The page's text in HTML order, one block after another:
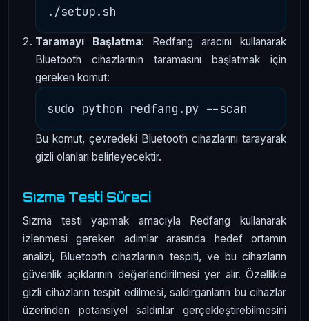
Taramayı Başlatma: Redfang aracını kullanarak
Bluetooth cihazlarının taramasını başlatmak için
gereken komut:
Bu komut, çevredeki Bluetooth cihazlarını tarayarak
gizli olanları belirleyecektir.
Sızma Testi Süreci
Sızma testi yapmak amacıyla Redfang kullanarak
izlenmesi gereken adımlar arasında hedef ortamın
analizi, Bluetooth cihazlarının tespiti, ve bu cihazların
güvenlik açıklarının değerlendirilmesi yer alır. Özellikle
gizli cihazların tespit edilmesi, saldırganların bu cihazlar
üzerinden potansiyel saldırılar gerçekleştirebilmesini